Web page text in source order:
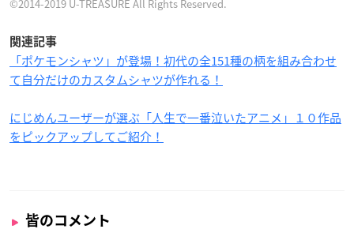
©2014-2019 U-TREASURE All Rights Reserved.
関連記事
「ポケモンシャツ」が登場！初代の全151種の柄を組み合わせ
て自分だけのカスタムシャツが作れる！
にじめんユーザーが選ぶ「人生で一番泣いたアニメ」１０作品
をピックアップしてご紹介！
皆のコメント